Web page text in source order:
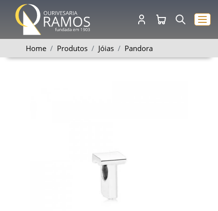
Home Produtos Jóias Pandora